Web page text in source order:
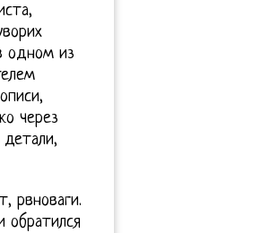
одном из
через
рвноваги.
обратился